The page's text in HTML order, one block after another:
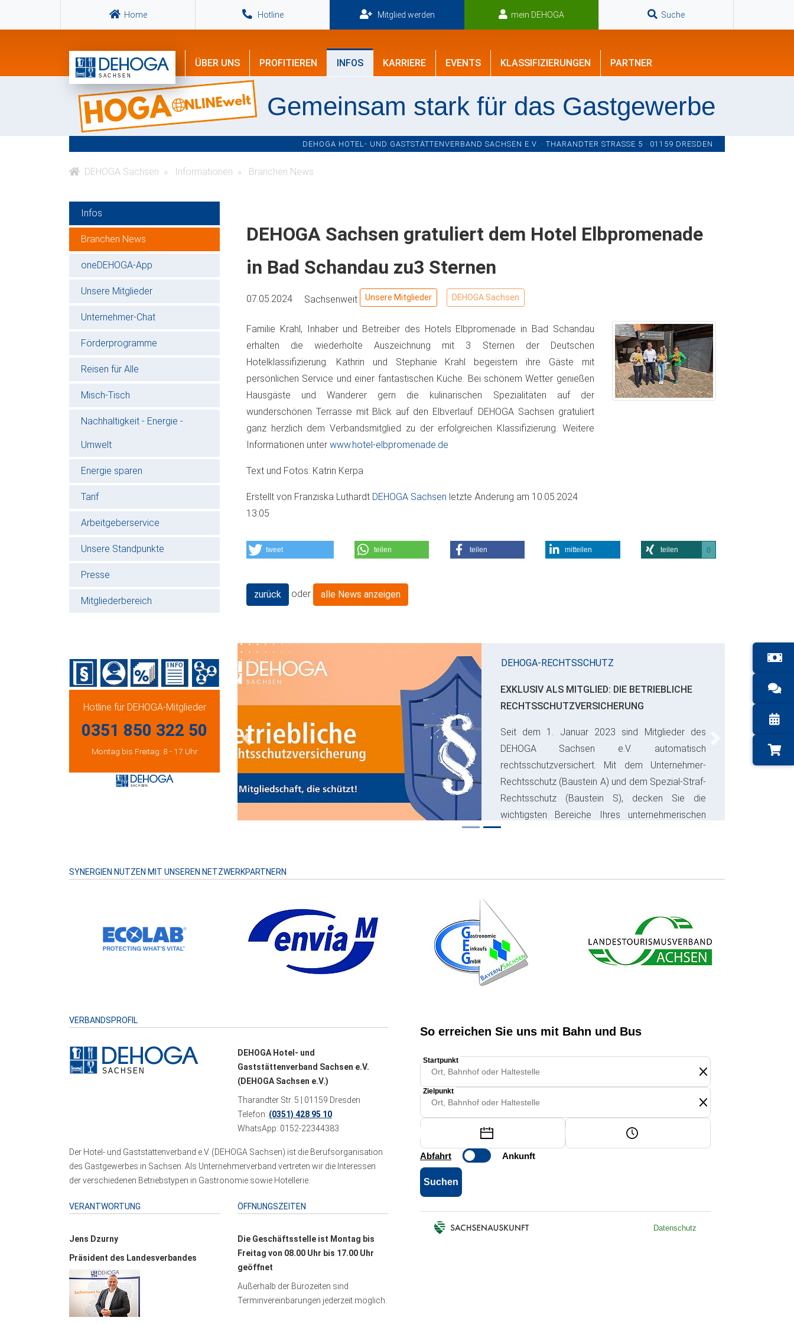
Home Hotline Mitglied werden mein DEHOGA Suche
ÜBER UNS PROFITIEREN INFOS KARRIERE EVENTS KLASSIFIZIERUNGEN PARTNER
Gemeinsam stark für das Gastgewerbe
DEHOGA HOTEL- UND GASTSTÄTTENVERBAND SACHSEN E.V. · THARANDTER STRASSE 5 · 01159 DRESDEN
DEHOGA Sachsen Informationen Branchen News
Infos
Branchen News
oneDEHOGA-App
Unsere Mitglieder
Unternehmer-Chat
Förderprogramme
Reisen für Alle
Misch-Tisch
Nachhaltigkeit - Energie -
Umwelt
Energie sparen
Tarif
Arbeitgeberservice
Unsere Standpunkte
Presse
Mitgliederbereich
Hotline für DEHOGA-Mitglieder
0351 850 322 50
Montag bis Freitag: 8 - 17 Uhr
DEHOGA Sachsen gratuliert dem Hotel Elbpromenade
in Bad Schandau zu3 Sternen
07.05.2024 Sachsenweit Unsere Mitglieder DEHOGA Sachsen
Familie Krahl, Inhaber und Betreiber des Hotels Elbpromenade in Bad Schandau
erhalten die wiederholte Auszeichnung mit 3 Sternen der Deutschen
Hotelklassifizierung. Kathrin und Stephanie Krahl begeistern ihre Gäste mit
persönlichen Service und einer fantastischen Küche. Bei schönem Wetter genießen
Hausgäste und Wanderer gern die kulinarischen Spezialitäten auf der
wunderschönen Terrasse mit Blick auf den Elbverlauf. DEHOGA Sachsen gratuliert
ganz herzlich dem Verbandsmitglied zu der erfolgreichen Klassifizierung. Weitere
Informationen unter www.hotel-elbpromenade.de
Text und Fotos: Katrin Kerpa
Erstellt von Franziska Luthardt DEHOGA Sachsen letzte Änderung am 10.05.2024
13:05
tweet teilen teilen mitteilen teilen 0
zurück oder alle News anzeigen
DEHOGA-RECHTSSCHUTZ
EXKLUSIV ALS MITGLIED: DIE BETRIEBLICHE
RECHTSSCHUTZVERSICHERUNG
Seit dem 1. Januar 2023 sind Mitglieder des
DEHOGA Sachsen e.V. automatisch
rechtsschutzversichert. Mit dem Unternehmer-
Rechtsschutz (Baustein A) und dem Spezial-Straf-
Rechtsschutz (Baustein S), decken Sie die
wichtigsten Bereiche Ihres unternehmerischen
Risikos ab und sparen bares Geld.
Previous
SYNERGIEN NUTZEN MIT UNSEREN NETZWERKPARTNERN
VERBANDSPROFIL
DEHOGA Hotel- und
Gaststättenverband Sachsen e.V.
(DEHOGA Sachsen e.V.)
Tharandter Str. 5 | 01159 Dresden
Telefon: (0351) 428 95 10
WhatsApp: 0152-22344383
Der Hotel- und Gaststättenverband e.V. (DEHOGA Sachsen) ist die Berufsorganisation
des Gastgewerbes in Sachsen. Als Unternehmerverband vertreten wir die Interessen
der verschiedenen Betriebstypen in Gastronomie sowie Hotellerie.
VERANTWORTUNG
Jens Dzurny
Präsident des Landesverbandes
ÖFFNUNGSZEITEN
Die Geschäftsstelle ist Montag bis
Freitag von 08.00 Uhr bis 17.00 Uhr
geöffnet
Außerhalb der Bürozeiten sind
Terminvereinbarungen jederzeit möglich.